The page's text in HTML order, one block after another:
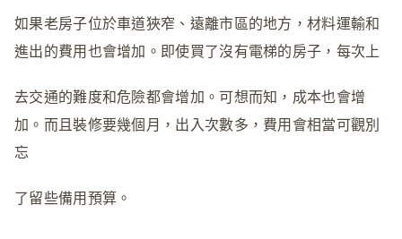
如果老房子位於車道狹窄、遠離市區的地方，材料運輸和
進出的費用也會增加。即使買了沒有電梯的房子，每次上
去交通的難度和危險都會增加。可想而知，成本也會增
加。而且裝修要幾個月，出入次數多，費用會相當可觀別
忘
了留些備用預算。